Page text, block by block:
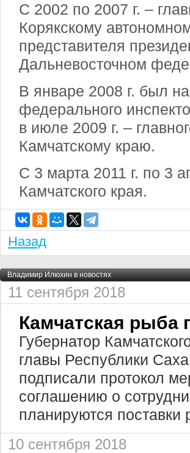
С 2002 по 2007 г. –
Корякскому
представителя
Дальневосточном
В январе 2008 г. был
федерального
в июле 2009 г. –
Камчатскому краю.
С 3 марта 2011 г. по 3
Камчатского края.
Назад
Владимир Илюхин в новостях
11 сентября 2018
Камчатская рыба
Губернатор
главы Республики
подписали протокол
соглашению о
планируются
10 сентября 2018